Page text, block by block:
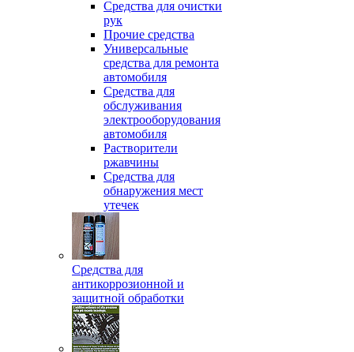
Средства для очистки
рук
Прочие средства
Универсальные
средства для ремонта
автомобиля
Средства для
обслуживания
электрооборудования
автомобиля
Растворители
ржавчины
Средства для
обнаружения мест
утечек
Средства для
антикоррозионной и
защитной обработки